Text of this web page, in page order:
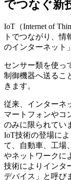
でつなぐ新
IoT（Internet of
トでつながり、情
のインターネット
センサー類を使っ
制御機器へ送るこ
きます。
従来、インターネ
マートフォンやコ
のみに限られてい
IoT技術の登場に
て、自動車、工場
やネットワークに
技術によりインタ
デバイス」と呼び